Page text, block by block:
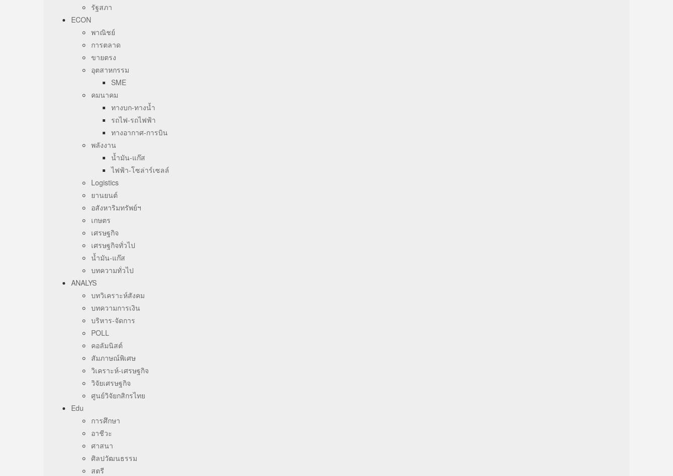
รัฐสภา
ECON
พาณิชย์
การตลาด
ขายตรง
อุตสาหกรรม
SME
คมนาคม
ทางบก-ทางน้ำ
รถไฟ-รถไฟฟ้า
ทางอากาศ-การบิน
พลังงาน
น้ำมัน-แก๊ส
ไฟฟ้า-โซล่าร์เซลล์
Logistics
ยานยนต์
อสังหาริมทรัพย์ฯ
เกษตร
เศรษฐกิจ
เศรษฐกิจทั่วไป
น้ำมัน-แก๊ส
บทความทั่วไป
ANALYS
บทวิเคราะห์สังคม
บทความการเงิน
บริหาร-จัดการ
POLL
คอลัมนิสต์
สัมภาษณ์พิเศษ
วิเคราะห์-เศรษฐกิจ
วิจัยเศรษฐกิจ
ศูนย์วิจัยกสิกรไทย
Edu
การศึกษา
อาชีวะ
ศาสนา
ศิลปวัฒนธรรม
สตรี